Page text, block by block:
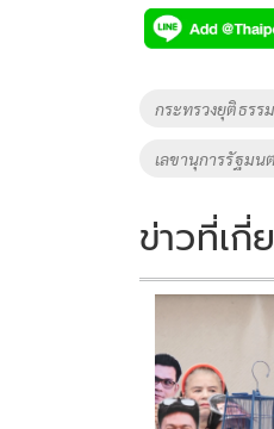
e
b
o
k
tt
er
Tags
กระทรวงยุติธรรม
เลขานุการรัฐมน
ข่าวที่เกี่